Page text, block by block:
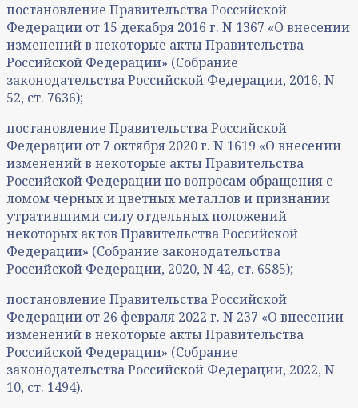
постановление Правительства Российской
Федерации от 15 декабря 2016 г. N 1367 «О внесении
изменений в некоторые акты Правительства
Российской Федерации» (Собрание
законодательства Российской Федерации, 2016, N
52, ст. 7636);
постановление Правительства Российской
Федерации от 7 октября 2020 г. N 1619 «О внесении
изменений в некоторые акты Правительства
Российской Федерации по вопросам обращения с
ломом черных и цветных металлов и признании
утратившими силу отдельных положений
некоторых актов Правительства Российской
Федерации» (Собрание законодательства
Российской Федерации, 2020, N 42, ст. 6585);
постановление Правительства Российской
Федерации от 26 февраля 2022 г. N 237 «О внесении
изменений в некоторые акты Правительства
Российской Федерации» (Собрание
законодательства Российской Федерации, 2022, N
10, ст. 1494).